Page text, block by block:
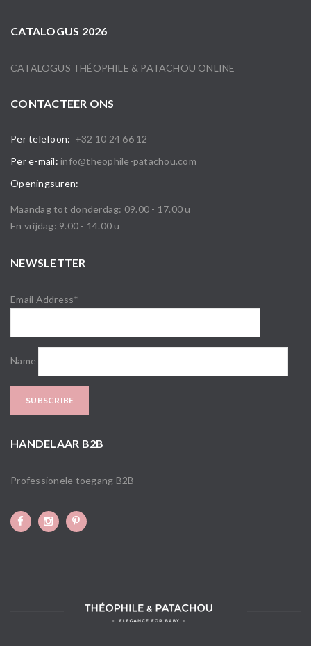
CATALOGUS 2026
CATALOGUS THÉOPHILE & PATACHOU ONLINE
CONTACTEER ONS
Per telefoon: +32 10 24 66 12
Per e-mail: info@theophile-patachou.com
Openingsuren:
Maandag tot donderdag: 09.00 - 17.00 u
En vrijdag: 9.00 - 14.00 u
NEWSLETTER
Email Address*
Name
HANDELAAR B2B
Professionele toegang B2B